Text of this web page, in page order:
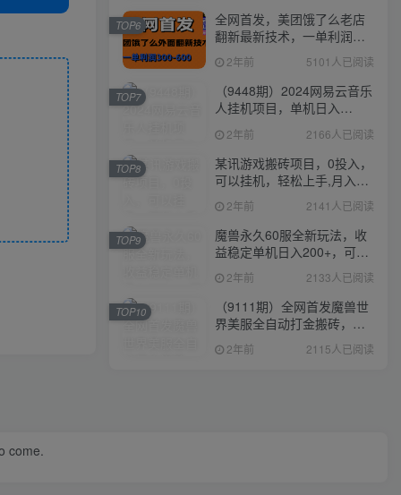
come.
全网首发，美团饿了么老店
翻新最新技术，一单利润
300-600
2年前 5101人已阅读
TOP6
（9448期）2024网易云音乐
人挂机项目，单机日入
150+，无脑月入5000+
2年前 2166人已阅读
TOP7
某讯游戏搬砖项目，0投入，
可以挂机，轻松上手,月入
3000+上不封顶
2年前 2141人已阅读
TOP8
魔兽永久60服全新玩法，收
益稳定单机日入200+，可以
多开矩阵操作。
2年前 2133人已阅读
TOP9
（9111期）全网首发魔兽世
界美服全自动打金搬砖，日
入1000+，简单好操作，保
姆级教学
2年前 2115人已阅读
TOP10